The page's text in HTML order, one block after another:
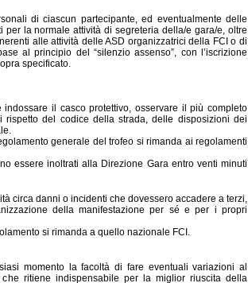
di ciascun partecipante, ed eventualmente delle
per la normale attività di segreteria della/e gara/e, oltre
alle attività delle ASD organizzatrici della FCI o di
al principio del “silenzio assenso”, con l’iscrizione
specificato.
il casco protettivo, osservare il più completo
del codice della strada, delle disposizioni dei
generale del trofeo si rimanda ai regolamenti
essere inoltrati alla Direzione Gara entro venti minuti
circa danni o incidenti che dovessero accadere a terzi,
della manifestazione per sé e per i propri
si rimanda a quello nazionale FCI.
momento la facoltà di fare eventuali variazioni al
ritiene indispensabile per la miglior riuscita della